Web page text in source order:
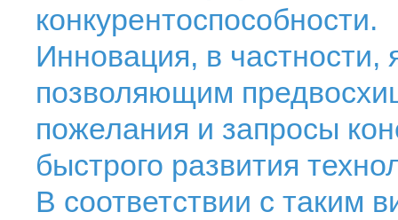
конкурентоспособности.
Инновация, в частности,
позволяющим
пожелания и запросы
быстрого развития
В соответствии с таким